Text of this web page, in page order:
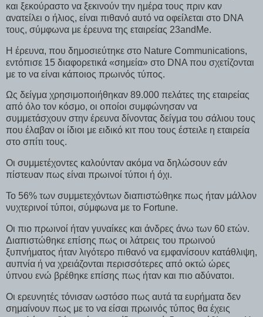
και ξεκούραστο να ξεκινούν την ημέρα τους πριν καν
ανατείλει ο ήλιος, είναι πιθανό αυτό να οφείλεται στο DNA
τους, σύμφωνα με έρευνα της εταιρείας 23andMe.
Η έρευνα, που δημοσιεύτηκε στο Nature Communications,
εντόπισε 15 διαφορετικά «σημεία» στο DNA που σχετίζονται
με το να είναι κάποιος πρωινός τύπος.
Ως δείγμα χρησιμοποιήθηκαν 89.000 πελάτες της εταιρείας
από όλο τον κόσμο, οι οποίοι συμφώνησαν να
συμμετάσχουν στην έρευνα δίνοντας δείγμα του σάλιου τους
που έλαβαν οι ίδιοι με ειδικό κιτ που τους έστειλε η εταιρεία
στο σπίτι τους.
Οι συμμετέχοντες καλούνταν ακόμα να δηλώσουν εάν
πίστευαν πως είναι πρωινοί τύποι ή όχι.
Το 56% των συμμετεχόντων διαπιστώθηκε πως ήταν μάλλον
νυχτερινοί τύποι, σύμφωνα με το Fortune.
Οι πιο πρωινοί ήταν γυναίκες και άνδρες άνω των 60 ετών.
Διαπιστώθηκε επίσης πως οι λάτρεις του πρωινού
ξυπνήματος ήταν λιγότερο πιθανό να εμφανίσουν κατάθλιψη,
αυπνία ή να χρειάζονται περισσότερες από οκτώ ώρες
ύπνου ενώ βρέθηκε επίσης πως ήταν και πιο αδύνατοι.
Οι ερευνητές τόνισαν ωστόσο πως αυτά τα ευρήματα δεν
σημαίνουν πως με το να είσαι πρωινός τύπος θα έχεις